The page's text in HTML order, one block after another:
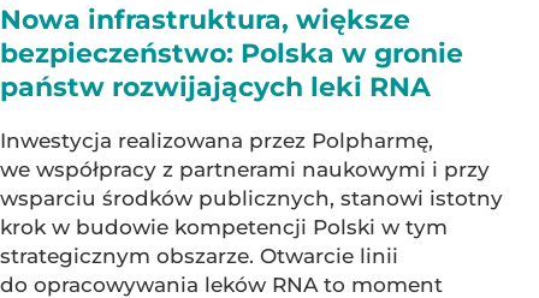
Nowa infrastruktura, większe
bezpieczeństwo: Polska w gronie
państw rozwijających leki RNA
Inwestycja realizowana przez Polpharmę,
we współpracy z partnerami naukowymi i przy
wsparciu środków publicznych, stanowi istotny
krok w budowie kompetencji Polski w tym
strategicznym obszarze. Otwarcie linii
do opracowywania leków RNA to moment